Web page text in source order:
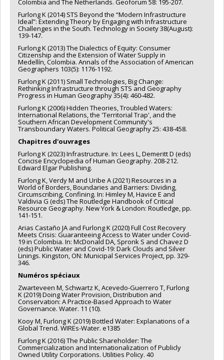
Colombia and The Netherlands. Geoforum 58: 195-207.
Furlong K (2014) STS Beyond the “Modern Infrastructure
Ideal”: Extending Theory by Engaging with Infrastructure
Challenges in the South. Technology in Society 38(August):
139-147.
Furlong K (2013) The Dialectics of Equity: Consumer
Citizenship and the Extension of Water Supply in
Medellín, Colombia. Annals of the Association of American
Geographers 103(5): 1176-1192.
Furlong K (2011) Small Technologies, Big Change:
Rethinking Infrastructure through STS and Geography
Progress in Human Geography 35(4): 460-482.
Furlong K (2006) Hidden Theories, Troubled Waters:
International Relations, the 'Territorial Trap', and the
Southern African Development Community's
Transboundary Waters. Political Geography 25: 438-458.
Chapitres d'ouvrages
Furlong K (2023) Infrastructure. In: Lees L, Demeritt D (eds)
Concise Encyclopedia of Human Geography. 208-212.
Edward Elgar Publishing.
Furlong K, Verdy M and Uribe A (2021) Resources in a
World of Borders, Boundaries and Barriers: Dividing,
Circumscribing, Confining. In: Himley M, Havice E and
Valdivia G (eds) The Routledge Handbook of Critical
Resource Geography. New York & London: Routledge, pp.
141-151.
Arias Castaño JA and Furlong K (2020) Full Cost Recovery
Meets Crisis: Guaranteeing Access to Water under Covid-
19 in Colombia. In: McDonald DA, Spronk S and Chavez D
(eds) Public Water and Covid-19: Dark Clouds and Silver
Linings. Kingston, ON: Municipal Services Project, pp. 329-
346.
Numéros spéciaux
Zwarteveen M, Schwartz K, Acevedo-Guerrero T, Furlong
K (2019) Doing Water Provision, Distribution and
Conservation: A Practice-Based Approach to Water
Governance. Water. 11 (10).
Kooy M, Furlong K (2019) Bottled Water: Explanations of a
Global Trend. WIREs-Water. e1385
Furlong K (2016) The Public Shareholder: The
Commercialization and Internationalization of Publicly
Owned Utility Corporations. Utilities Policy. 40